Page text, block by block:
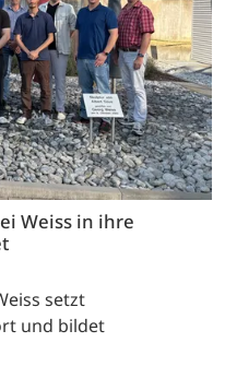
Weiss in ihre
setzt
und bildet